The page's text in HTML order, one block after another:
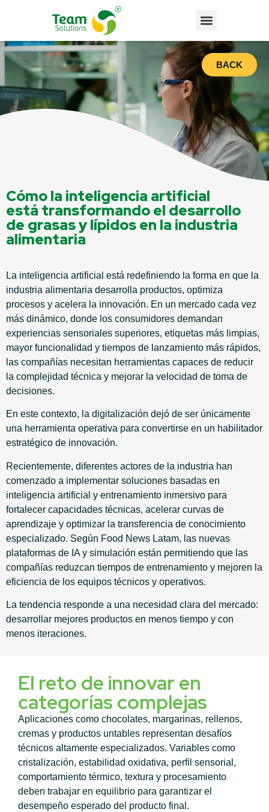
BACK
Cómo la inteligencia artificial
está transformando el desarrollo
de grasas y lípidos en la industria
alimentaria
La inteligencia artificial está redefiniendo la forma en que la
industria alimentaria desarrolla productos, optimiza
procesos y acelera la innovación. En un mercado cada vez
más dinámico, donde los consumidores demandan
experiencias sensoriales superiores, etiquetas más limpias,
mayor funcionalidad y tiempos de lanzamiento más rápidos,
las compañías necesitan herramientas capaces de reducir
la complejidad técnica y mejorar la velocidad de toma de
decisiones.
En este contexto, la digitalización dejó de ser únicamente
una herramienta operativa para convertirse en un habilitador
estratégico de innovación.
Recientemente, diferentes actores de la industria han
comenzado a implementar soluciones basadas en
inteligencia artificial y entrenamiento inmersivo para
fortalecer capacidades técnicas, acelerar curvas de
aprendizaje y optimizar la transferencia de conocimiento
especializado. Según Food News Latam, las nuevas
plataformas de IA y simulación están permitiendo que las
compañías reduzcan tiempos de entrenamiento y mejoren la
eficiencia de los equipos técnicos y operativos.
La tendencia responde a una necesidad clara del mercado:
desarrollar mejores productos en menos tiempo y con
menos iteraciones.
El reto de innovar en
categorías complejas
Aplicaciones como chocolates, margarinas, rellenos,
cremas y productos untables representan desafíos
técnicos altamente especializados. Variables como
cristalización, estabilidad oxidativa, perfil sensorial,
comportamiento térmico, textura y procesamiento
deben trabajar en equilibrio para garantizar el
desempeño esperado del producto final.